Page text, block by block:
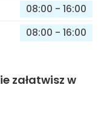
08:00 - 16:00
08:00 - 16:00
załatwisz w